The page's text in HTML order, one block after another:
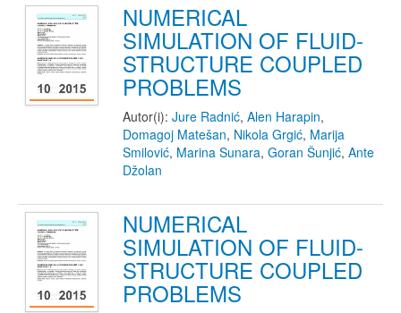
NUMERICAL
SIMULATION OF FLUID-
STRUCTURE COUPLED
PROBLEMS
Autor(i): Jure Radnić, Alen Harapin,
Domagoj Matešan, Nikola Grgić, Marija
Smilović, Marina Sunara, Goran Šunjić, Ante
Džolan
NUMERICAL
SIMULATION OF FLUID-
STRUCTURE COUPLED
PROBLEMS